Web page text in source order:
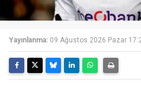
Yayınlanma: 09 Ağustos 2026 Pazar